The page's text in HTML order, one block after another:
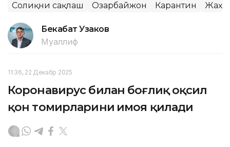
Соғлиқни сақлаш Озарбайжон Карантин
Бекабат Узаков
Муаллиф
11:36, 22 Декабр 2025
Коронавирус билан боғлиқ оқсил
қон томирларини ҳимоя қилади